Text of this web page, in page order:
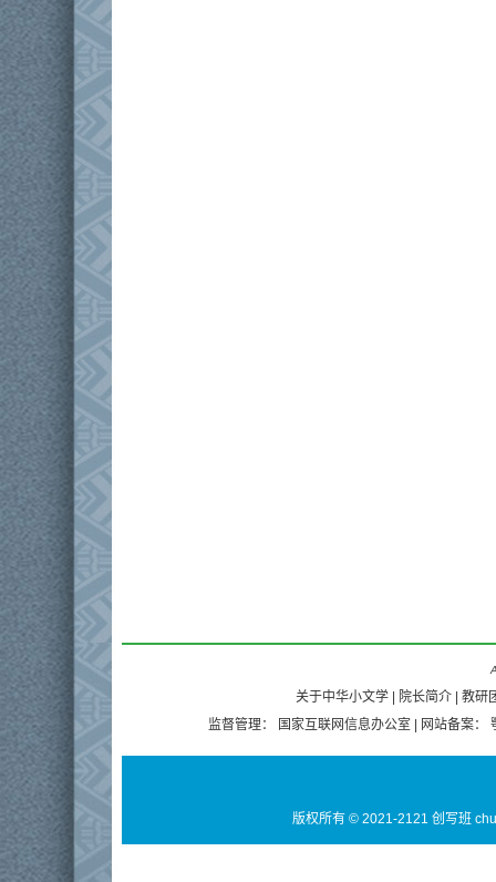
关于中华小文学 院长简介
教研
监督管理：
国家互联网信息办公室 | 网站备案：
版权所有 © 2021-2121 创写班